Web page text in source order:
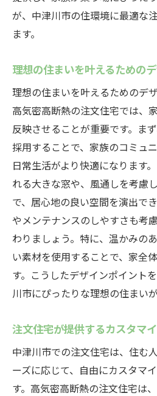
が、中津川市の住環境に最適な
ます。
理想の住まいを叶えるための
理想の住まいを叶えるためのデ
高気密高断熱の注文住宅では、
反映させることが重要です。ま
採用することで、家族のコミュ
日常生活がより快適になります
れる大きな窓や、風通しを考慮
で、居心地の良い空間を演出で
やメンテナンスのしやすさも考
わりましょう。特に、温かみの
い素材を使用することで、家全
す。こうしたデザインポイント
川市にぴったりな理想の住まい
注文住宅が提供するカスタマ
中津川市での注文住宅は、住む
ーズに応じて、自由にカスタマ
す。高気密高断熱の注文住宅は